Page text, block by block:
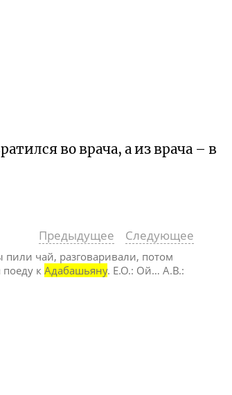
во врача, а из врача – в
Предыдущее Следующее
чай, разговаривали, потом
поеду кАдабашьяну. Е.О.: Ой… А.В.: